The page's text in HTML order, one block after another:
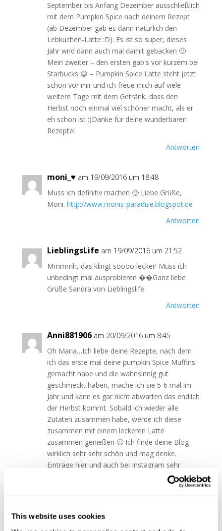
This website uses cookies
September bis Anfang Dezember ausschließlich
mit dem Pumpkin Spice nach deinem Rezept
(ab Dezember gab es dann natürlich den
Lebkuchen-Latte :D). Es ist so super, dieses
Jahr wird dann auch mal damit gebacken 🙂
Mein zweiter – den ersten gab's vor kurzem bei
Starbucks 😀 – Pumpkin Spice Latte steht jetzt
schon vor mir und ich freue mich auf viele
weitere Tage mit dem Getränk, dass den
Herbst noch einmal viel schöner macht, als er
eh schon ist :)Danke für deine wunderbaren
Rezepte!
Antworten
moni_♥ am 19/09/2016 um 18:48
Muss ich definitiv machen 🙂 Liebe Grüße,
Moni. http://www.monis-paradise.blogspot.de
Antworten
LieblingsLife am 19/09/2016 um 21:52
Mmmmh, das klingt soooo lecker! Muss ich
unbedingt mal ausprobieren ��Ganz liebe
Grüße Sandra von Lieblingslife
Antworten
Anni881906 am 20/09/2016 um 8:45
Oh Maria…Ich liebe deine Rezepte, nach dem
ich das erste mal deine pumpkin Spice Muffins
gemacht habe und die wahnsinnig gut
geschmeckt haben, mache ich sie 5-6 mal im
Jahr und kann es gar nicht abwarten das endlich
der Herbst kommt. Sobald ich wieder alle
Zutaten zusammen habe, werde ich diese
zusammen mit einem leckeren Latte
zusammen genießen 🙂 Ich finde deine Blog
wirklich sehr sehr schön und mag denke.
Einträge hier und auch bei Instagram sehr
Schimmerschuh amüsieren mich immer wieder
haben lässt. Viele liebe Grüße Anja